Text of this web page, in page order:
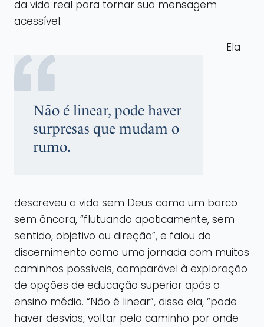
da vida real para tornar sua mensagem
acessível.
Não é linear, pode haver
surpresas que mudam o
rumo.
Ela
descreveu a vida sem Deus como um barco
sem âncora, “flutuando apaticamente, sem
sentido, objetivo ou direção”, e falou do
discernimento como uma jornada com muitos
caminhos possíveis, comparável à exploração
de opções de educação superior após o
ensino médio. “Não é linear”, disse ela, “pode
haver desvios, voltar pelo caminho por onde